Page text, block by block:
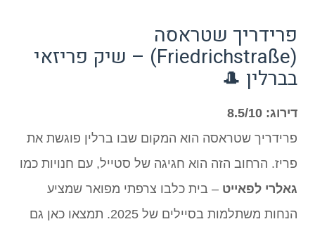
פרידריך שטראסה
(Friedrichstraße) – שיק פריזאי
בברלין 🎩
דירוג: 8.5/10
פרידריך שטראסה הוא המקום שבו ברלין פוגשת את
פריז. הרחוב הזה הוא חגיגה של סטייל, עם חנויות כמו
גאלרי לפאייט – בית כלבו צרפתי מפואר שמציע
הנחות משתלמות בסיילים של 2025. תמצאו כאן גם